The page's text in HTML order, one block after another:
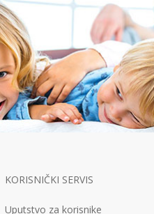
KORISNIČKI SERVIS
Uputstvo za korisnike